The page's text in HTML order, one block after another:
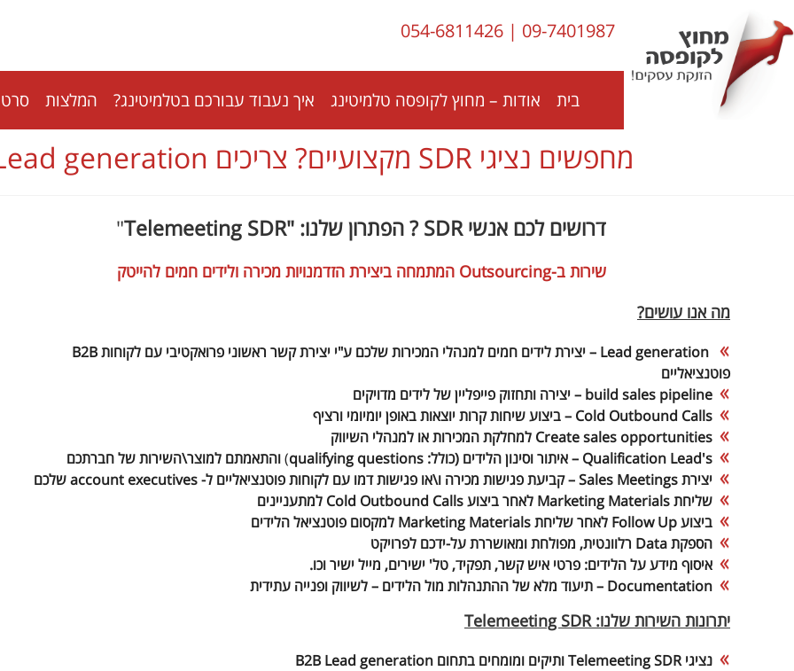
09-7401987
|
054-6811426
בית אודות – מחוץ לקופסה טלמיטינג איך נעבוד עבורכם בטלמיטינג? המלצות
מחפשים נציגי SDR מקצועיים? צריכים B2B Lead generation לחברת הייטק?
דרושים לכם אנשי SDR ? הפתרון שלנו: "Telemeeting SDR "
שירות ב-Outsourcing המתמחה ביצירת הזדמנויות מכירה ולידים חמים ל
הייטק
מה אנו עושים?
Lead generation
– יצירת לידים חמים למנהלי המכירות שלכם ע"י יצירת קשר ראשוני פרואקטיבי עם לקוחות B2B
פוטנציאליים
build sales pipeline – יצירה ותחזוק פייפליין של לידים מדויקים
Cold Outbound Calls – ביצוע שיחות קרות יוצאות באופן יומיומי ורציף
Create sales opportunities למחלקת המכירות או למנהלי השיווק
Qualification Lead's – איתור וסינון הלידים (כולל: qualifying questions
)והתאמתם למוצר\השירות של חברתכם
יצירת Sales Meetings – קביעת פגישות מכירה ו\או פגישות דמו עם לקוחות פוטנציאליים ל- account executives
שלכם
שליחתMarketing Materials לאחר ביצועCold Outbound Calls למתעניינים
ביצועFollow Up לאחר שליחתMarketing Materials למקסום פוטנציאל הלידים
הספקתData רלוונטית, מפולחת ומאושררת על-ידכם לפרויקט
איסוף מידע על הלידים: פרטי איש קשר, תפקיד, טל' ישירים, מייל ישיר וכו.
Documentation – תיעוד מלא של ההתנהלות מול הלידים – לשיווק ופנייה עתידית
יתרונות השירות שלנו: Telemeeting SDR
נציגיTelemeeting SDRותיקים ומומחים בתחום B2B Lead generation